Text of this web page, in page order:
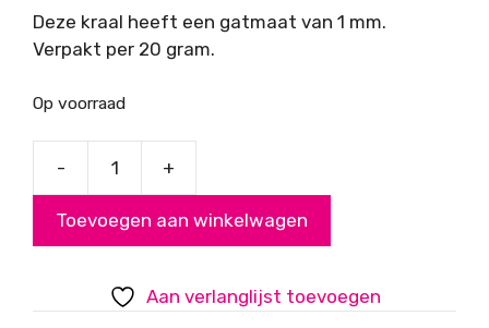
Deze kraal heeft een gatmaat van 1 mm.
Verpakt per 20 gram.
Op voorraad
-
wit
4mm
aantal
+
Toevoegen aan winkelwagen
Aan verlanglijst toevoegen